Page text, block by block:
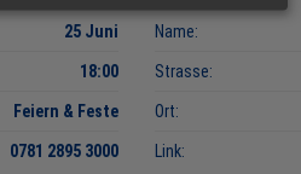
25 Juni
18:00
Feiern & Feste
0781 2895 3000
Name:
Strasse:
Ort:
Link: